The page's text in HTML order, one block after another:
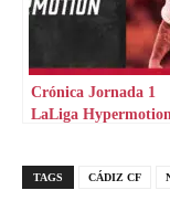
Crónica Jornada 1
LaLiga Hypermotion
TAGS CÁDIZ CF